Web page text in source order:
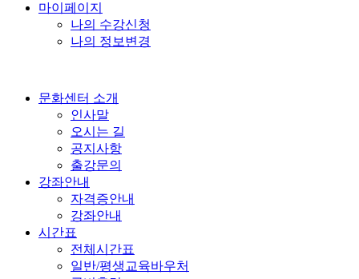
마이페이지
나의 수강신청
나의 정보변경
문화센터 소개
인사말
오시는 길
공지사항
출강문의
강좌안내
자격증안내
강좌안내
시간표
전체시간표
일반/평생교육바우처